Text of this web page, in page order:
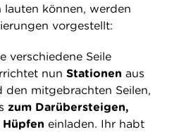
können, werden
vorgestellt:
verschiedene Seile
nun Stationen aus
den mitgebrachten Seilen,
zum Darübersteigen,
einladen. Ihr habt